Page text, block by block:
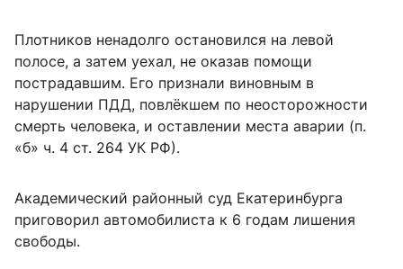
Плотников ненадолго остановился на левой
полосе, а затем уехал, не оказав помощи
пострадавшим. Его признали виновным в
нарушении ПДД, повлёкшем по неосторожности
смерть человека, и оставлении места аварии (п.
«б» ч. 4 ст. 264 УК РФ).
Академический районный суд Екатеринбурга
приговорил автомобилиста к 6 годам лишения
свободы.